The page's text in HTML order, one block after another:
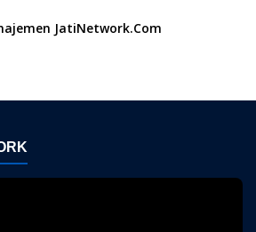
JatiNetwork.Com